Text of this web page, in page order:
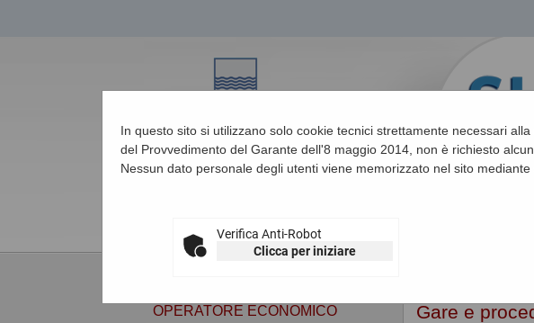
In questo sito si utilizzano solo cookie tecnici strettamente necessari
del Provvedimento del Garante dell'8 maggio 2014, non è richiesto
Nessun dato personale degli utenti viene memorizzato nel sito mediante
Verifica Anti-Robot
Clicca per iniziare
Gare e
OPERATORE ECONOMICO